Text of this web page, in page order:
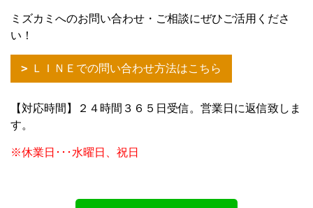
ミズカミへのお問い合わせ・ご相談にぜひご活用くださ
い！
ＬＩＮＥでの問い合わせ方法はこちら
【対応時間】２４時間３６５日受信。営業日に返信致しま
す。
※休業日･･･水曜日、祝日